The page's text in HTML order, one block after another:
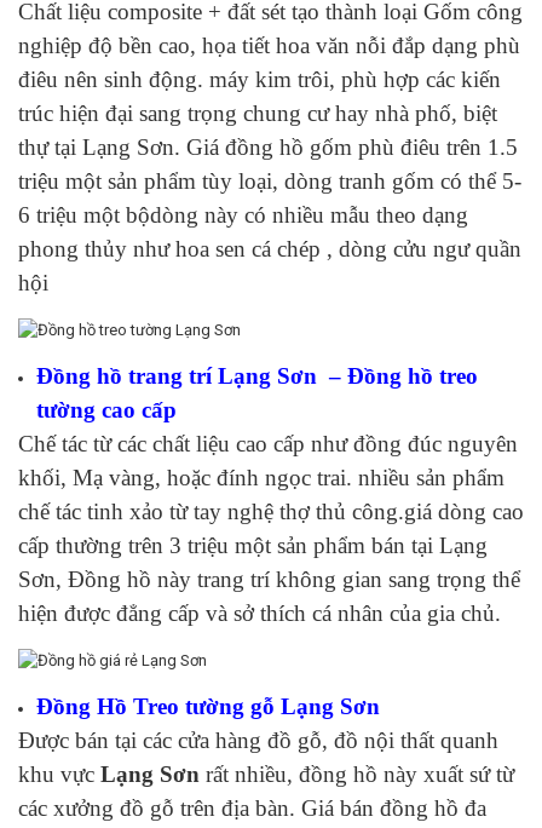
Chất liệu composite + đất sét tạo thành loại Gốm công
nghiệp độ bền cao, họa tiết hoa văn nỗi đắp dạng phù
điêu nên sinh động. máy kim trôi, phù hợp các kiến
trúc hiện đại sang trọng chung cư hay nhà phố, biệt
thự tại Lạng Sơn. Giá đồng hồ gốm phù điêu trên 1.5
triệu một sản phẩm tùy loại, dòng tranh gốm có thể 5-
6 triệu một bộdòng này có nhiều mẫu theo dạng
phong thủy như hoa sen cá chép , dòng cửu ngư quần
hội
Đồng hồ trang trí Lạng Sơn – Đồng hồ treo
tường cao cấp
Chế tác từ các chất liệu cao cấp như đồng đúc nguyên
khối, Mạ vàng, hoặc đính ngọc trai. nhiều sản phẩm
chế tác tinh xảo từ tay nghệ thợ thủ công.giá dòng cao
cấp thường trên 3 triệu một sản phẩm bán tại Lạng
Sơn, Đồng hồ này trang trí không gian sang trọng thể
hiện được đẳng cấp và sở thích cá nhân của gia chủ.
Đồng Hồ Treo tường gỗ Lạng Sơn
Được bán tại các cửa hàng đồ gỗ, đồ nội thất quanh
khu vực Lạng Sơn rất nhiều, đồng hồ này xuất sứ từ
các xưởng đồ gỗ trên địa bàn. Giá bán đồng hồ đa